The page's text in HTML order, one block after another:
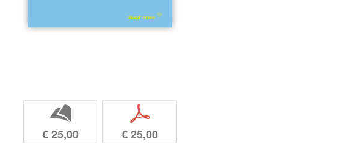
b
€ 25,00
p
€ 25,00